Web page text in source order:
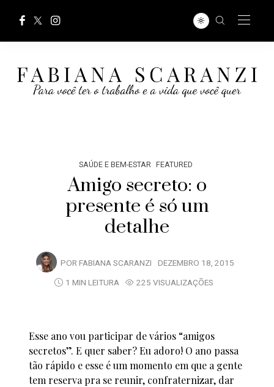
SAÚDE E BEM-ESTAR FEATURED
Amigo secreto: o
presente é só um
detalhe
POR FABIANA SCARANZI DEZEMBRO 18, 2015
1 MIN LEITURA
225 VISUALIZAÇÕES
Esse ano vou participar de vários “amigos
secretos”. E quer saber? Eu adoro! O ano passa
tão rápido e esse é um momento em que a gente
tem reserva pra se reunir, confraternizar, dar